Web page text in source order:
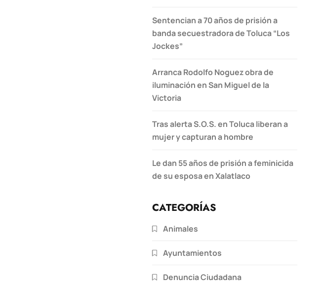
Sentencian a 70 años de prisión a
banda secuestradora de Toluca “Los
Jockes”
Arranca Rodolfo Noguez obra de
iluminación en San Miguel de la
Victoria
Tras alerta S.O.S. en Toluca liberan a
mujer y capturan a hombre
Le dan 55 años de prisión a feminicida
de su esposa en Xalatlaco
CATEGORÍAS
Animales
Ayuntamientos
Denuncia Ciudadana